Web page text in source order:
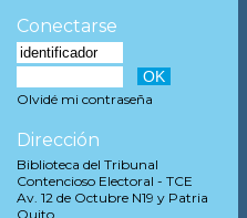
Conectarse
Olvidé mi contraseña
Dirección
Biblioteca del Tribunal
Contencioso Electoral - TCE
Av. 12 de Octubre N19 y Patria
Quito